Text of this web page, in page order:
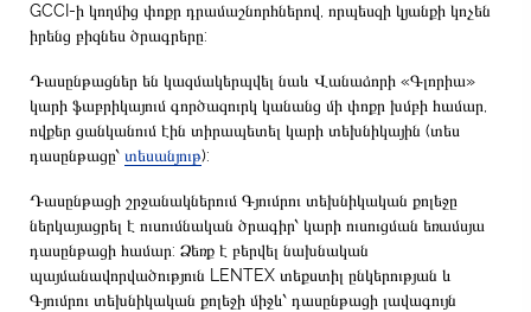
GCCI-ի կողմից փոքր դրամաշնորհներով, որպեսզի կյանքի կոչեն
իրենց բիզնես ծրագրերը:
Դասընթացներ են կազմակերպվել նաև Վանաձորի «Գլորիա»
կարի ֆաբրիկայում գործազուրկ կանանց մի փոքր խմբի համար,
ովքեր ցանկանում էին տիրապետել կարի տեխնիկային (տես
դասընթացը՝ տեսանյութ):
Դասընթացի շրջանակներում Գյումրու տեխնիկական քոլեջը
ներկայացրել է ուսումնական ծրագիր՝ կարի ուսուցման եռամսյա
դասընթացի համար: Ձեռք է բերվել նախնական
պայմանավորվածություն LENTEX տեքստիլ ընկերության և
Գյումրու տեխնիկական քոլեջի միջև՝ դասընթացի լավագույն